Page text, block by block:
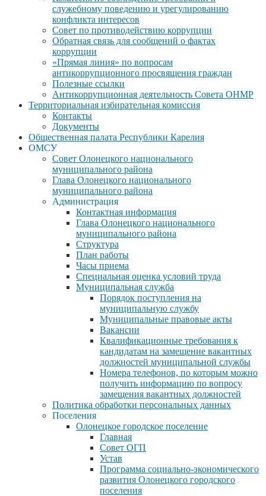
служебному поведению и урегулированию
конфликта интересов
Совет по противодействию коррупции
Обратная связь для сообщений о фактах
коррупции
«Прямая линия» по вопросам
антикоррупционного просвящения граждан
Полезные ссылки
Антикоррупционная деятельность Совета ОНМР
Территориальная избирательная комиссия
Контакты
Документы
Общественная палата Республики Карелия
ОМСУ
Совет Олонецкого национального
муниципального района
Глава Олонецкого национального
муниципального района
Администрация
Контактная информация
Глава Олонецкого национального
муниципального района
Структура
План работы
Часы приема
Специальная оценка условий труда
Муниципальная служба
Порядок поступления на
муниципальную службу
Муниципальные правовые акты
Вакансии
Квалификационные требования к
кандидатам на замещение вакантных
должностей муниципальной службы
Номера телефонов, по которым можно
получить информацию по вопросу
замещения вакантных должностей
Политика обработки персональных данных
Поселения
Олонецкое городское поселение
Главная
Совет ОГП
Устав
Программа социально-экономического
развития Олонецкого городского
поселения